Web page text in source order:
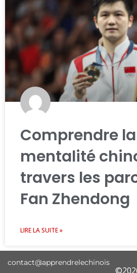
Comprendre la
mentalité
travers les
Fan Zhendong
LIRE LA SUITE »
contact@apprendrelechinois